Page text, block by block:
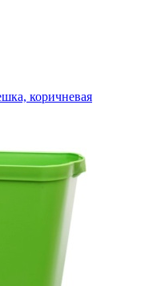
коричневая